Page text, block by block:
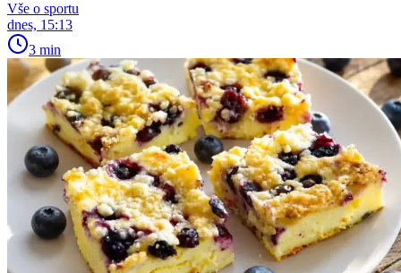
Vše o sportu
dnes, 15:13
3 min